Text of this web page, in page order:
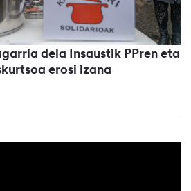
dela Insaustik PPren eta
erosi izana